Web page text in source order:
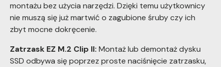
montażu bez użycia narzędzi. Dzięki temu użytkownicy
nie muszą się już martwić o zagubione śruby czy ich
zbyt mocne dokręcenie.
Zatrzask EZ M.2 Clip II: Montaż lub demontaż dysku
SSD odbywa się poprzez proste naciśnięcie zatrzasku,